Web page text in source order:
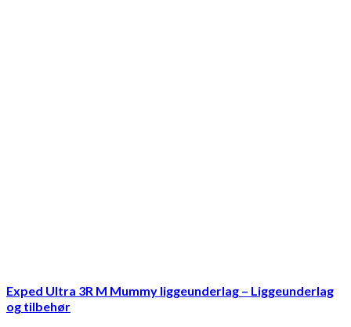
Exped Ultra 3R M Mummy liggeunderlag – Liggeunderlag
og tilbehør